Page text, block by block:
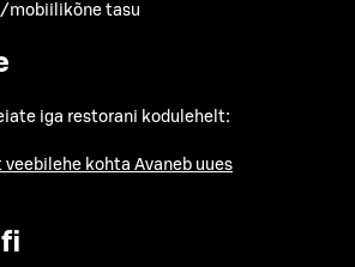
mobiilikõne tasu
iga restorani kodulehelt:
veebilehe kohta Avaneb uues